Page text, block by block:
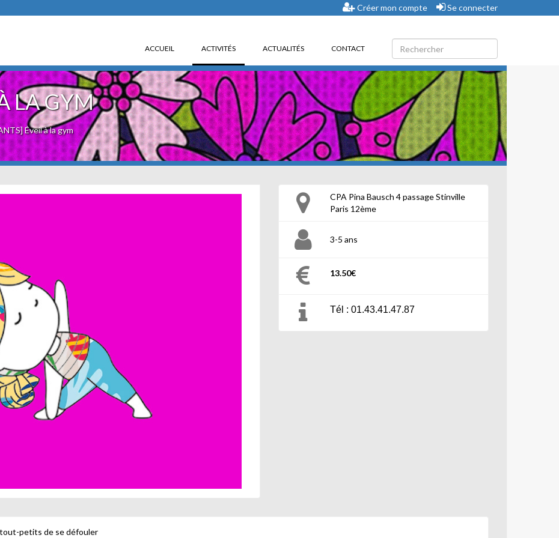
Créer mon compte Se connecter
ACCUEIL ACTIVITÉS(CURRENT)ACTUALITÉS CONTACT
LA GYM
Éveil à la gym
CPA Pina Bausch 4 passage Stinville
Paris 12ème
3-5 ans
13.50€
Tél : 01.43.41.47.87
petits de se défouler